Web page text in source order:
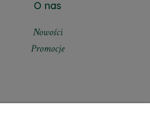
O nas
Nowości
Promocje